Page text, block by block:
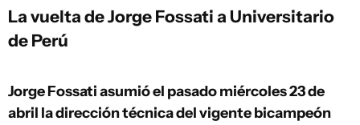
La vuelta de Jorge Fossati a Universitario
de Perú
Jorge Fossati asumió el pasado miércoles 23 de
abril la dirección técnica del vigente bicampeón